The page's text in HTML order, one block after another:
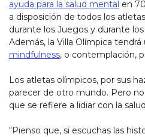
ayuda para la salud mental en
a disposición de todos los
durante los Juegos y durante
Además, la Villa Olímpica tendrá
mindfulness, o contemplación,
Los atletas olímpicos, por sus
parecer de otro mundo. Pero
que se refiere a lidiar con la
"Pienso que, si escuchas las